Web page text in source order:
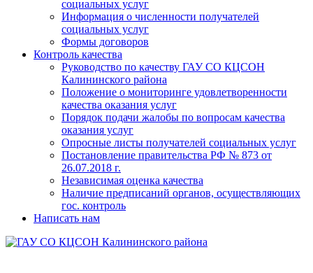
социальных услуг
Информация о численности получателей
социальных услуг
Формы договоров
Контроль качества
Руководство по качеству ГАУ СО КЦСОН
Калининского района
Положение о мониторинге удовлетворенности
качества оказания услуг
Порядок подачи жалобы по вопросам качества
оказания услуг
Опросные листы получателей социальных услуг
Постановление правительства РФ № 873 от
26.07.2018 г.
Независимая оценка качества
Наличие предписаний органов, осуществляющих
гос. контроль
Написать нам